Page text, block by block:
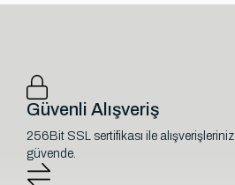
Güvenli Alışveriş
256Bit SSL sertifikası ile alışverişleriniz
güvende.